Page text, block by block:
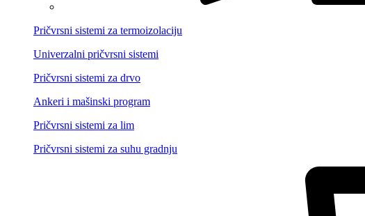
Pričvrsni sistemi za termoizolaciju
Univerzalni pričvrsni sistemi
Pričvrsni sistemi za drvo
Ankeri i mašinski program
Pričvrsni sistemi za lim
Pričvrsni sistemi za suhu gradnju